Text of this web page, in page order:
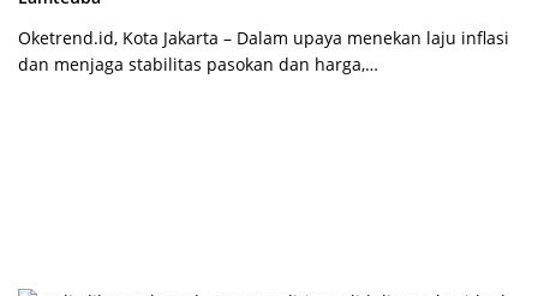
Oketrend.id, Kota Jakarta – Dalam upaya menekan laju inflasi
dan menjaga stabilitas pasokan dan harga,…